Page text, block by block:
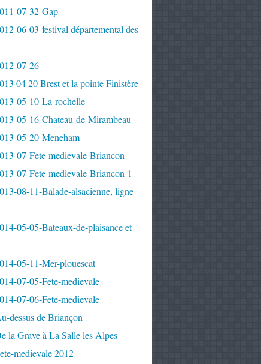
07-32-Gap
06-03-festival départemental des
07-26
04 20 Brest et la pointe Finistère
05-10-La-rochelle
05-16-Chateau-de-Mirambeau
05-20-Meneham
07-Fete-medievale-Briancon
07-Fete-medievale-Briancon-1
08-11-Balade-alsacienne, ligne
05-05-Bateaux-de-plaisance et
05-11-Mer-plouescat
07-05-Fete-medievale
07-06-Fete-medievale
dessus de Briançon
la Grave à La Salle les Alpes
medievale 2012